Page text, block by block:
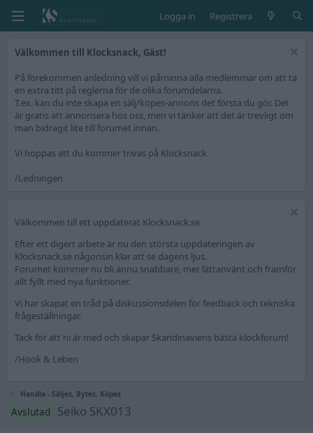
Logga in Registrera
Välkommen till Klocksnack, Gäst!
På förekommen anledning vill vi påminna alla medlemmar om att ta
en extra titt på reglerna för de olika forumdelarna.
T.ex. kan du inte skapa en sälj/köpes-annons det första du gör. Det
är gratis att annonsera hos oss, men vi tänker att det är trevligt om
man bidragit lite till forumet innan.
Vi hoppas att du kommer trivas på Klocksnack
/Ledningen
Välkommen till ett uppdaterat Klocksnack.se
Efter ett digert arbete är nu den största uppdateringen av
Klocksnack.se någonsin klar att se dagens ljus.
Forumet kommer nu bli ännu snabbare, mer lättanvänt och framför
allt fyllt med nya funktioner.
Vi har skapat en tråd på diskussionsdelen för feedback och tekniska
frågeställningar.
Tack för att ni är med och skapar Skandinaviens bästa klockforum!
/Hook & Leben
Handla - Säljes, Bytes, Köpes
Avslutad Seiko SKX013